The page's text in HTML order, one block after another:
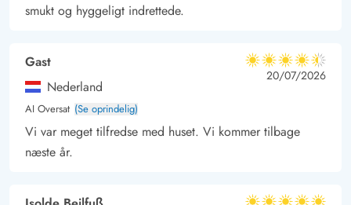
hjørnet med kun 200 meter til den lokale købmand, så de
For de yngste familiemedlemmer byder området på en stor
legeplads samt muligheden for at møde klappedyr, hvilket
garanterer timevis af leg og glæde.
Der er 12 kilometer til stranden, hvor I kan tilbringe dagen med
at bygge sandslotte og tage en forfriskende dukkert i havet.
smukt og hyggeligt indrettede.
Gast
Nederland
AI Oversat (Se oprindelig)
4.5 ud af 5
4.5 ud af 5
4.5 out of 5
20/07/2026
Vi var meget tilfredse med huset. Vi kommer tilbage
næste år.